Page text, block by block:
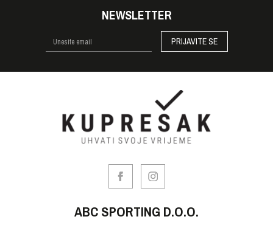
NEWSLETTER
PRIJAVITE SE
ABC SPORTING D.O.O.